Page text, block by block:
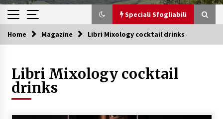
Speciali Sfogliabili
Speciali Sfogliabili
Speciale – Tesori di Toscana
16/07/2019
Speciale – Cinque Risi Italiani Top
Home Magazine Libri Mixology cocktail drinks
Libri Mixology cocktail
drinks